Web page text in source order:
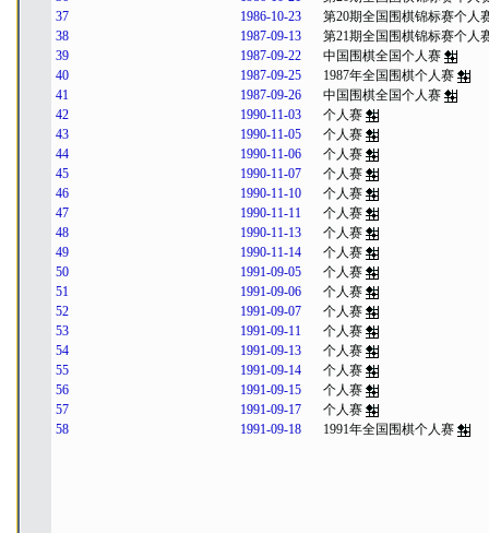
37
1986-10-23
第20期全国围棋锦标赛个人
38
1987-09-13
第21期全国围棋锦标赛个人
39
1987-09-22
中国围棋全国个人赛
40
1987-09-25
1987年全国围棋个人赛
41
1987-09-26
中国围棋全国个人赛
42
1990-11-03
个人赛
43
1990-11-05
个人赛
44
1990-11-06
个人赛
45
1990-11-07
个人赛
46
1990-11-10
个人赛
47
1990-11-11
个人赛
48
1990-11-13
个人赛
49
1990-11-14
个人赛
50
1991-09-05
个人赛
51
1991-09-06
个人赛
52
1991-09-07
个人赛
53
1991-09-11
个人赛
54
1991-09-13
个人赛
55
1991-09-14
个人赛
56
1991-09-15
个人赛
57
1991-09-17
个人赛
58
1991-09-18 1991年全国围棋个人赛